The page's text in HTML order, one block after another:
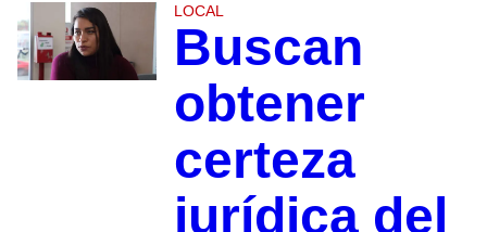
LOCAL
Buscan
obtener
certeza
jurídica del